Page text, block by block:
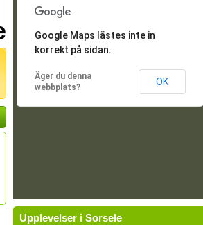
Google Maps lästes inte in
korrekt på sidan.
Äger du denna
webbplats?
OK
Upplevelser i Sorsele